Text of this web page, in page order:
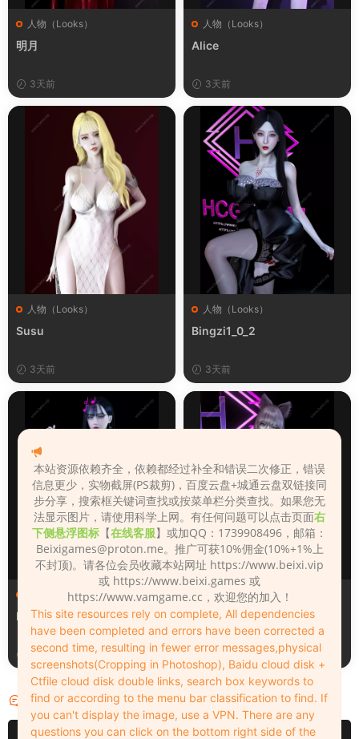
人物（Looks）
明月
3天前
人物（Looks）
Alice
3天前
人物（Looks）
Susu
3天前
人物（Looks）
Bingzi1_0_2
3天前
人物（Looks）
Monica_2_2_2
3天前
人物（Looks）
Lizhen2025
4天前
评论 0
本站资源依赖齐全，依赖都经过补全和错误二次修正，错误
信息更少，实物截屏(PS裁剪)，百度云盘+城通云盘双链接同
步分享，搜索框关键词查找或按菜单栏分类查找。如果您无
法显示图片，请使用科学上网。有任何问题可以点击页面右
下侧悬浮图标 【在线客服】或加QQ：1739908496，邮箱：
Beixigames@proton.me。推广可获10%佣金(10%+1%上
不封顶)。请各位会员收藏本站网址 https://www.beixi.vip
或 https://www.beixi.games 或
https://www.vamgame.cc，欢迎您的加入！
This site resources rely on complete, All dependencies
have been completed and errors have been corrected a
second time, resulting in fewer error messages,physical
screenshots(Cropping in Photoshop), Baidu cloud disk +
Ctfile cloud disk double links, search box keywords to
find or according to the menu bar classification to find. If
you can't display the image, use a VPN. There are any
questions you can click on the bottom right side of the